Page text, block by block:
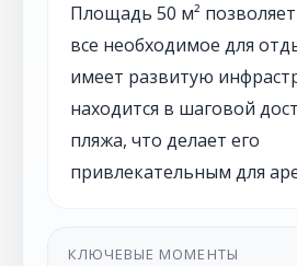
Площадь 50 м²
все необходимое для
имеет развитую
находится в шаговой
пляжа, что делает его
привлекательным для
КЛЮЧЕВЫЕ МОМЕНТЫ